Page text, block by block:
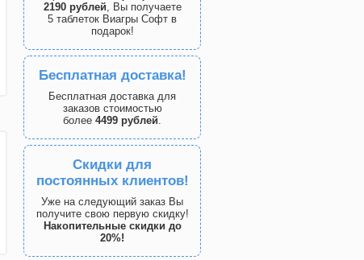
2190 рублей, Вы получаете
5 таблеток Виагры Софт в
подарок!
Бесплатная доставка!
Бесплатная доставка для
заказов стоимостью
более 4499 рублей.
Скидки для
постоянных клиентов!
Уже на следующий заказ Вы
получите свою первую скидку!
Накопительные скидки до
20%!